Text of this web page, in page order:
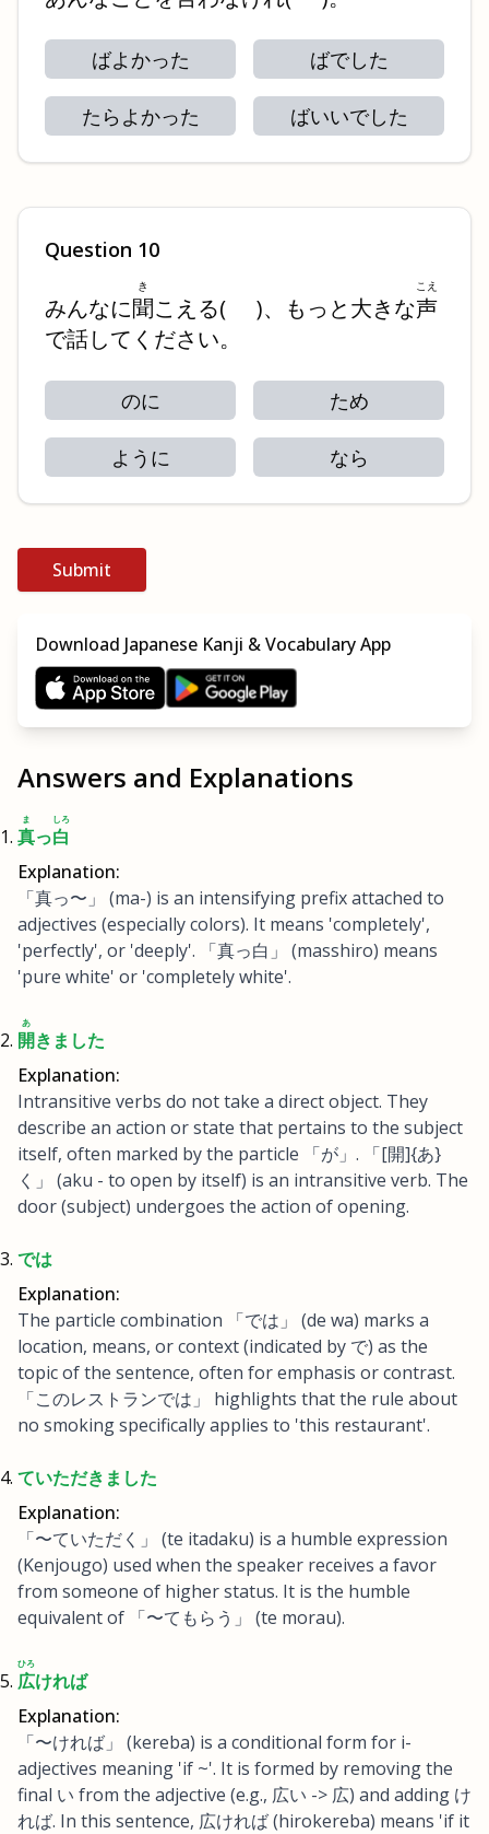
ばよかった ばでした
たらよかった ばいいでした
Question 10
みんなに聞
き
こえる( )、もっと大きな声
こえ
で話してください。
のに ため
ように なら
Submit
Download Japanese Kanji & Vocabulary App
Answers and Explanations
真
ま
っ白
しろ
Explanation:
「真っ〜」 (ma-) is an intensifying prefix attached to
adjectives (especially colors). It means 'completely',
'perfectly', or 'deeply'. 「真っ白」 (masshiro) means
'pure white' or 'completely white'.
開
あ
きました
Explanation:
Intransitive verbs do not take a direct object. They
describe an action or state that pertains to the subject
itself, often marked by the particle 「が」. 「[開]{あ}
く」 (aku - to open by itself) is an intransitive verb. The
door (subject) undergoes the action of opening.
では
Explanation:
The particle combination 「では」 (de wa) marks a
location, means, or context (indicated by で) as the
topic of the sentence, often for emphasis or contrast.
「このレストランでは」 highlights that the rule about
no smoking specifically applies to 'this restaurant'.
ていただきました
Explanation:
「〜ていただく」 (te itadaku) is a humble expression
(Kenjougo) used when the speaker receives a favor
from someone of higher status. It is the humble
equivalent of 「〜てもらう」 (te morau).
広
ひろ
ければ
Explanation:
「〜ければ」 (kereba) is a conditional form for i-
adjectives meaning 'if ~'. It is formed by removing the
final い from the adjective (e.g., 広い -> 広) and adding け
れば. In this sentence, 広ければ (hirokereba) means 'if it